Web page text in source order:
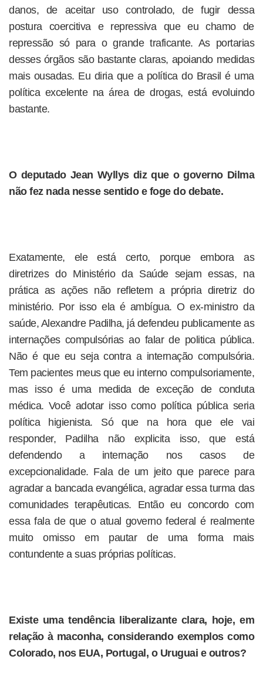
danos, de aceitar uso controlado, de fugir dessa
postura coercitiva e repressiva que eu chamo de
repressão só para o grande traficante. As portarias
desses órgãos são bastante claras, apoiando medidas
mais ousadas. Eu diria que a política do Brasil é uma
política excelente na área de drogas, está evoluindo
bastante.
O deputado Jean Wyllys diz que o governo Dilma
não fez nada nesse sentido e foge do debate.
Exatamente, ele está certo, porque embora as
diretrizes do Ministério da Saúde sejam essas, na
prática as ações não refletem a própria diretriz do
ministério. Por isso ela é ambígua. O ex-ministro da
saúde, Alexandre Padilha, já defendeu publicamente as
internações compulsórias ao falar de politica pública.
Não é que eu seja contra a internação compulsória.
Tem pacientes meus que eu interno compulsoriamente,
mas isso é uma medida de exceção de conduta
médica. Você adotar isso como política pública seria
política higienista. Só que na hora que ele vai
responder, Padilha não explicita isso, que está
defendendo a internação nos casos de
excepcionalidade. Fala de um jeito que parece para
agradar a bancada evangélica, agradar essa turma das
comunidades terapêuticas. Então eu concordo com
essa fala de que o atual governo federal é realmente
muito omisso em pautar de uma forma mais
contundente a suas próprias políticas.
Existe uma tendência liberalizante clara, hoje, em
relação à maconha, considerando exemplos como
Colorado, nos EUA, Portugal, o Uruguai e outros?